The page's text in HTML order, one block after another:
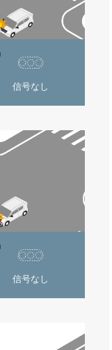
信号なし
信号なし